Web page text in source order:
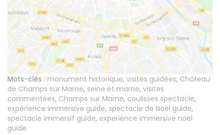
Mots-clés : monument historique, visites guidées, Château
de Champs sur Marne, seine et marne, visites
commentées, Champs sur Marne, coulisses spectacle,
expérience immersive guide, spectacle de Noël guide,
spectacle immersif guide, experience immersive noel
guide